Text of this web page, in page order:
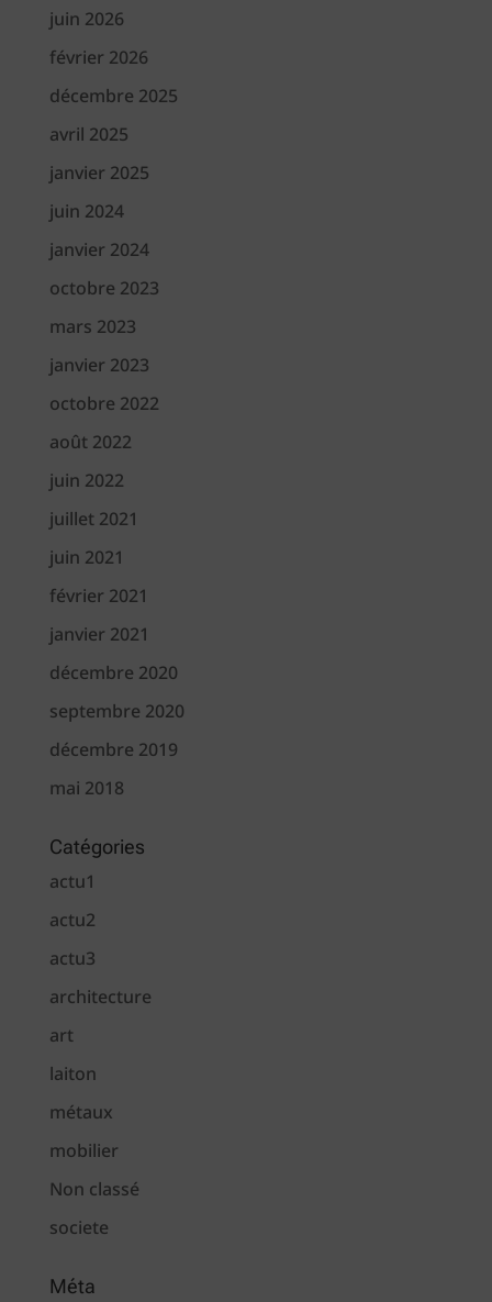
juin 2026
février 2026
décembre 2025
avril 2025
janvier 2025
juin 2024
janvier 2024
octobre 2023
mars 2023
janvier 2023
octobre 2022
août 2022
juin 2022
juillet 2021
juin 2021
février 2021
janvier 2021
décembre 2020
septembre 2020
décembre 2019
mai 2018
Catégories
actu1
actu2
actu3
architecture
art
laiton
métaux
mobilier
Non classé
societe
Méta